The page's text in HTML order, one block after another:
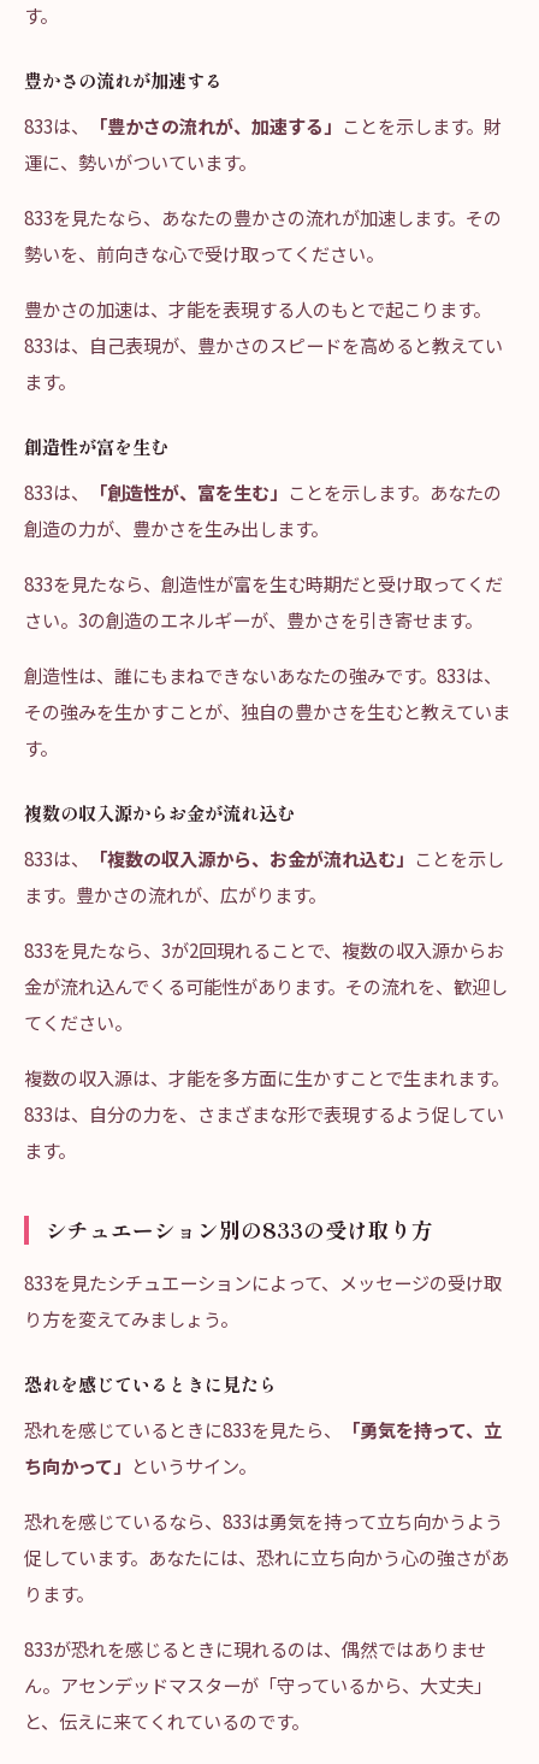
す。
豊かさの流れが加速する
833は、
「豊かさの流れが、加速する」 ことを示します。財
運に、勢いがついています。
833を見たなら、あなたの豊かさの流れが加速します。その
勢いを、前向きな心で受け取ってください。
豊かさの加速は、才能を表現する人のもとで起こります。
833は、自己表現が、豊かさのスピードを高めると教えてい
ます。
創造性が富を生む
833は、
「創造性が、富を生む」 ことを示します。あなたの
創造の力が、豊かさを生み出します。
833を見たなら、創造性が富を生む時期だと受け取ってくだ
さい。3の創造のエネルギーが、豊かさを引き寄せます。
創造性は、誰にもまねできないあなたの強みです。833は、
その強みを生かすことが、独自の豊かさを生むと教えていま
す。
複数の収入源からお金が流れ込む
833は、
「複数の収入源から、お金が流れ込む」 ことを示し
ます。豊かさの流れが、広がります。
833を見たなら、3が2回現れることで、複数の収入源からお
金が流れ込んでくる可能性があります。その流れを、歓迎し
てください。
複数の収入源は、才能を多方面に生かすことで生まれます。
833は、自分の力を、さまざまな形で表現するよう促してい
ます。
シチュエーション別の833の受け取り方
833を見たシチュエーションによって、メッセージの受け取
り方を変えてみましょう。
恐れを感じているときに見たら
恐れを感じているときに833を見たら、
「勇気を持って、立
ち向かって」 というサイン。
恐れを感じているなら、833は勇気を持って立ち向かうよう
促しています。あなたには、恐れに立ち向かう心の強さがあ
ります。
833が恐れを感じるときに現れるのは、偶然ではありませ
ん。アセンデッドマスターが「守っているから、大丈夫」
と、伝えに来てくれているのです。